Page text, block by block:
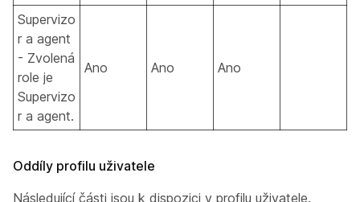
Supervizo
r a agent
- Zvolená
role je
Supervizo
r a agent.
Ano Ano Ano
Oddíly profilu uživatele
Následující části jsou k dispozici v profilu uživatele.